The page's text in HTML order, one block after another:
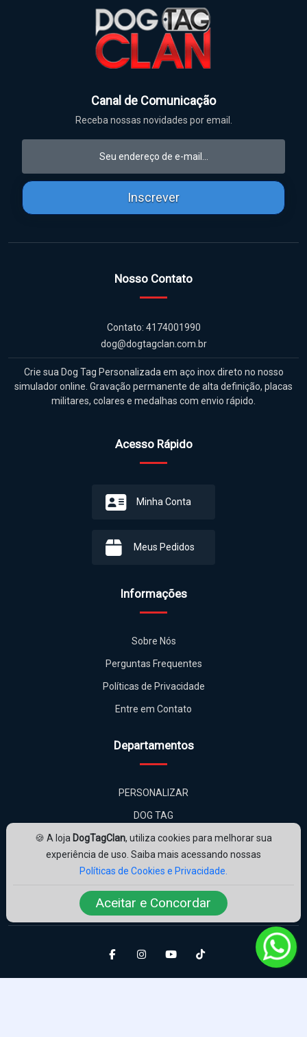
🍪 A loja DogTagClan, utiliza cookies para melhorar sua
experiência de uso. Saiba mais acessando nossas
Políticas de Cookies e Privacidade.
Aceitar e Concordar
Inscrever
Nosso Contato
Crie sua Dog Tag Personalizada em aço inox direto no nosso
simulador online. Gravação permanente de alta definição, placas
Minha Conta
Meus Pedidos
Sobre Nós
Políticas de Privacidade
PERSONALIZAR
DOG TAG
PONTA DE DIAMANTE
ADICIONAIS
KITS
Desenvolvido porAmplie Soluções
ampliesolucoes.com.br
© 2026 | Todos os direitos reservados.
A gravação das Dog Tags levam em média de 3 à 4 dias úteis após a